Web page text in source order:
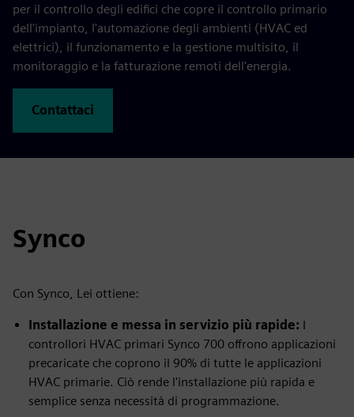
per il controllo degli edifici che copre il controllo primario
dell'impianto, l'automazione degli ambienti (HVAC ed
elettrici), il funzionamento e la gestione multisito, il
monitoraggio e la fatturazione remoti dell'energia.
Contattaci
Synco
Con Synco, Lei ottiene:
Installazione e messa in servizio più rapide: I
controllori HVAC primari Synco 700 offrono applicazioni
precaricate che coprono il 90% di tutte le applicazioni
HVAC primarie. Ciò rende l'installazione più rapida e
semplice senza necessità di programmazione.